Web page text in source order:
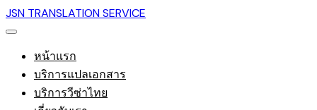
JSN TRANSLATION SERVICE
หน้าแรก
บริการแปลเอกสาร
บริการวีซ่าไทย